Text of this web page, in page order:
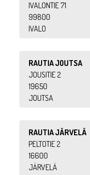
IVALONTIE 71
99800
IVALO
RAUTIA JOUTSA
JOUSITIE 2
19650
JOUTSA
RAUTIA JÄRVELÄ
PELTOTIE 2
16600
JÄRVELÄ